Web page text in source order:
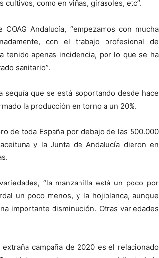
como en viñas, girasoles, etc”.
Andalucía, “empezamos con mucha
con el trabajo profesional de
tenido apenas incidencia, por lo que se ha
sanitario”.
sequía que se está soportando desde hace
la producción en torno a un 20%.
de toda España por debajo de las 500.000
y la Junta de Andalucía dieron en
“la manzanilla está un poco por
un poco menos, y la hojiblanca, aunque
importante disminución. Otras variedades
campaña de 2020 es el relacionado